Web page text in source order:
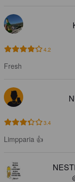
4.2
Fresh
3.4
Limpparia 👍